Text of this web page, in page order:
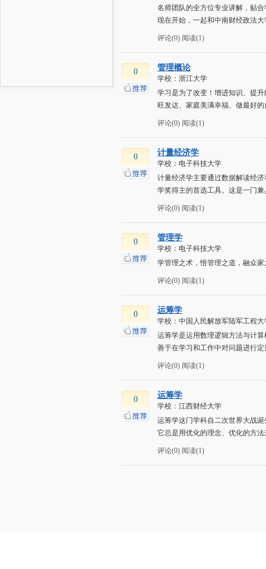
名师团队的全方位专业讲解，贴
现在开始，一起和中南财经政法
评论(0) 阅读(1)
0 管理概论
学校：浙江大学
学习是为了改变！增进知识、提
旺发达、家庭美满幸福、做最好
评论(0) 阅读(1)
0 计量经济学
学校：电子科技大学
计量经济学主要通过数据解读经
学奖得主的首选工具。这是一门
评论(0) 阅读(1)
0 管理学
学校：电子科技大学
学管理之术，悟管理之道，融众
评论(0) 阅读(1)
0 运筹学
学校：中国人民解放军陆军工程大
运筹学是运用数理逻辑方法与计
善于在学习和工作中对问题进行
评论(0) 阅读(1)
0 运筹学
学校：江西财经大学
运筹学这门学科自二次世界大战
它总是用优化的理念、优化的方
评论(0) 阅读(1)